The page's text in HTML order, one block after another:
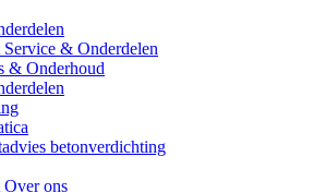
Service & Onderdelen
& Onderhoud
betonverdichting
Over ons